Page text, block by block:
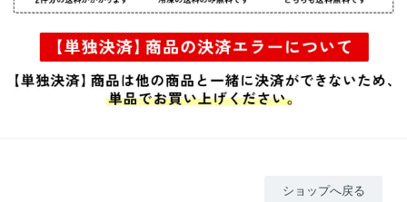
ショップへ戻る